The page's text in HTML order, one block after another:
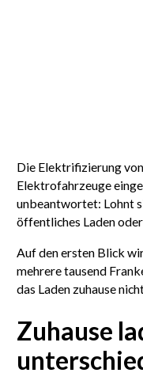
Die Elektrifizierung
Elektrofahrzeuge
unbeantwortet: Lohnt
öffentliches Laden
Auf den ersten Blick
mehrere tausend
das Laden zuhause
Zuhause